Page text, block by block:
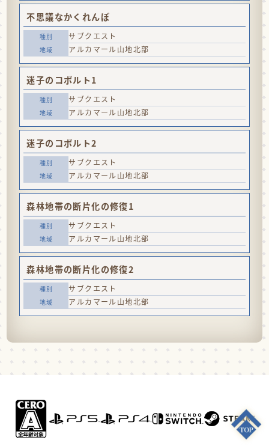
不思議なかくれんぼ
サブクエスト
アルカマール山地北部
迷子のコボルト1
サブクエスト
アルカマール山地北部
迷子のコボルト2
サブクエスト
アルカマール山地北部
森林地帯の断片化の修復1
サブクエスト
アルカマール山地北部
森林地帯の断片化の修復2
サブクエスト
アルカマール山地北部